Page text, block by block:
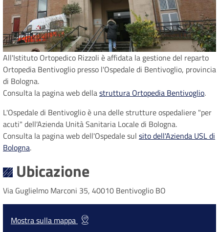
All'Istituto Ortopedico Rizzoli è affidata la gestione del reparto
Ortopedia Bentivoglio presso l'Ospedale di Bentivoglio, provincia
di Bologna.
Consulta la pagina web dellastruttura Ortopedia Bentivoglio.
L'Ospedale di Bentivoglio è una delle strutture ospedaliere "per
acuti" dell'Azienda Unità Sanitaria Locale di Bologna.
Consulta la pagina web dell'Ospedale sul sito dell'Azienda USL di
Bologna.
Ubicazione
Via Guglielmo Marconi 35, 40010 Bentivoglio BO
Mostra sulla mappa